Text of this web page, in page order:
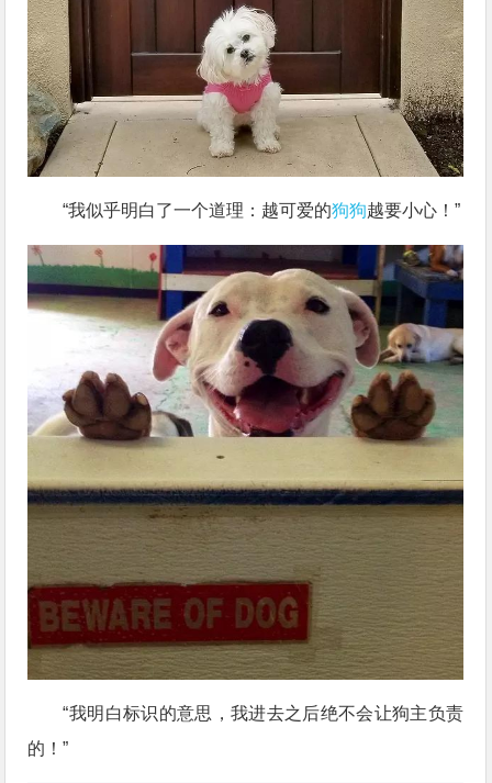
“我似乎明白了一个道理：越可爱的狗狗越要小心！”
“我明白标识的意思，我进去之后绝不会让狗主负责
的！”